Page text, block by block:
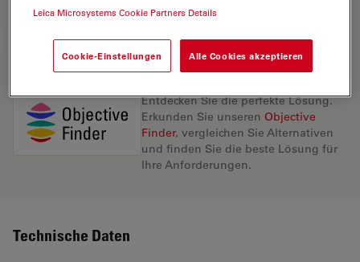
ANGEBOT ANFORDERN
Entdecken Sie die perfekte Lösung.
Erkunden Sie unseren Objective
Finder, vergleichen Sie Alternativen
und finden Sie die beste Lösung für
Ihre Anforderungen.
Technische Daten
Leica Microsystems Cookie Partners Details
Cookie-Einstellungen Alle Cookies akzeptieren